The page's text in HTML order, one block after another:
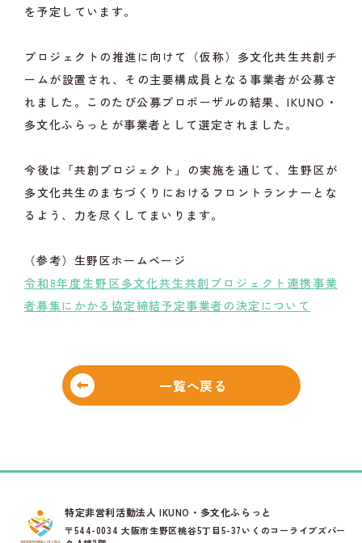
を予定しています。
プロジェクトの推進に向けて（仮称）多文化共生共創チ
ームが設置され、その主要構成員となる事業者が公募さ
れました。このたび公募プロポーザルの結果、IKUNO・
多文化ふらっとが事業者として選定されました。
今後は「共創プロジェクト」の実施を通じて、生野区が
多文化共生のまちづくりにおけるフロントランナーとな
るよう、力を尽くしてまいります。
（参考）生野区ホームページ
令和8年度生野区多文化共生共創プロジェクト連携事業
者募集にかかる協定締結予定事業者の決定について
一覧へ戻る
特定非営利活動法人 IKUNO・多文化ふらっと
〒544-0034 大阪市生野区桃谷5丁目5-37いくのコーライブズパー